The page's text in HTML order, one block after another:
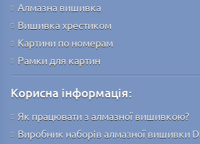
Алмазна вишивка
Вишивка хрестиком
Картини по номерам
Рамки для картин
Корисна інформація:
Як працювати з алмазної вишивкою?
Виробник наборів алмазної вишивки